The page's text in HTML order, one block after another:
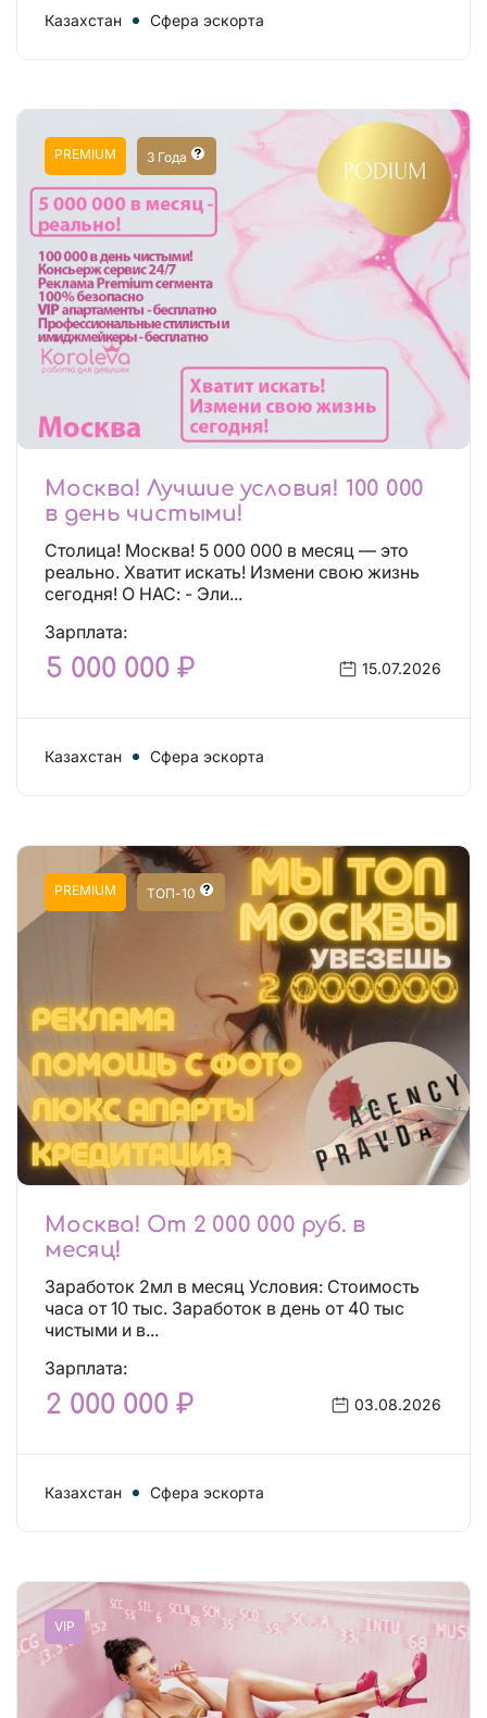
Казахстан Сфера эскорта
PREMIUM 3 Года
Москва! Лучшие условия! 100 000
в день чистыми!
Столица! Москва! 5 000 000 в месяц — это
реально. Хватит искать! Измени свою жизнь
сегодня! О НАС: - Эли...
Зарплата:
5 000 000 ₽ 15.07.2026
Казахстан Сфера эскорта
PREMIUM ТОП-10
Москва! От 2 000 000 руб. в
месяц!
Заработок 2мл в месяц Условия: Стоимость
часа от 10 тыс. Заработок в день от 40 тыс
чистыми и в...
Зарплата:
2 000 000 ₽ 03.08.2026
Казахстан Сфера эскорта
VIP